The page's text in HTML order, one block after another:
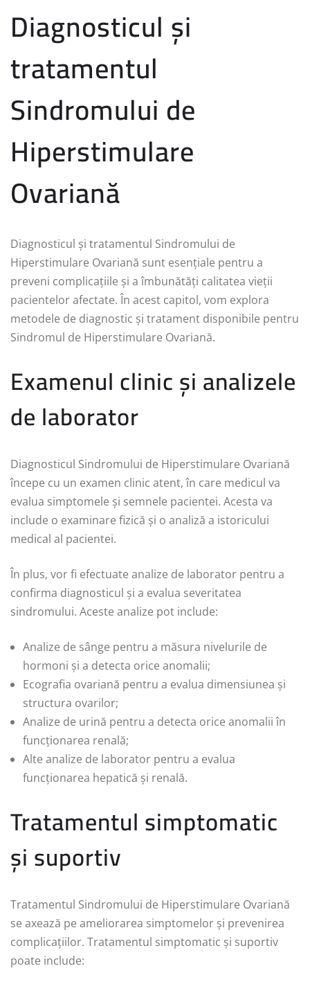
Diagnosticul și
tratamentul
Sindromului de
Hiperstimulare
Ovariană
Diagnosticul și tratamentul Sindromului de
Hiperstimulare Ovariană sunt esențiale pentru a
preveni complicațiile și a îmbunătăți calitatea vieții
pacientelor afectate. În acest capitol, vom explora
metodele de diagnostic și tratament disponibile pentru
Sindromul de Hiperstimulare Ovariană.
Examenul clinic și analizele
de laborator
Diagnosticul Sindromului de Hiperstimulare Ovariană
începe cu un examen clinic atent, în care medicul va
evalua simptomele și semnele pacientei. Acesta va
include o examinare fizică și o analiză a istoricului
medical al pacientei.
În plus, vor fi efectuate analize de laborator pentru a
confirma diagnosticul și a evalua severitatea
sindromului. Aceste analize pot include:
Analize de sânge pentru a măsura nivelurile de
hormoni și a detecta orice anomalii;
Ecografia ovariană pentru a evalua dimensiunea și
structura ovarilor;
Analize de urină pentru a detecta orice anomalii în
funcționarea renală;
Alte analize de laborator pentru a evalua
funcționarea hepatică și renală.
Tratamentul simptomatic
și suportiv
Tratamentul Sindromului de Hiperstimulare Ovariană
se axează pe ameliorarea simptomelor și prevenirea
complicațiilor. Tratamentul simptomatic și suportiv
poate include: